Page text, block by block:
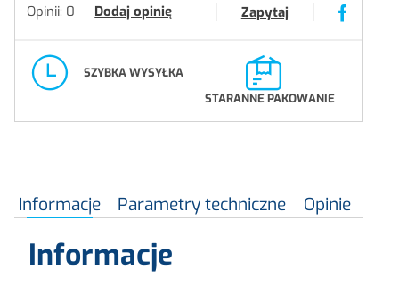
Opinii: 0 Dodaj opinię Zapytaj
SZYBKA WYSYŁKA
STARANNE PAKOWANIE
Informacje Parametry techniczne Opinie
Informacje